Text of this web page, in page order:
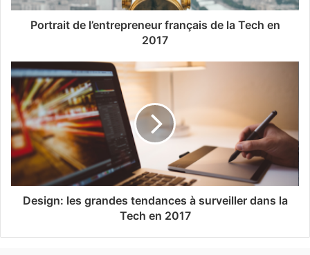
Portrait de l’entrepreneur français de la Tech en
2017
Design: les grandes tendances à surveiller dans la
Tech en 2017